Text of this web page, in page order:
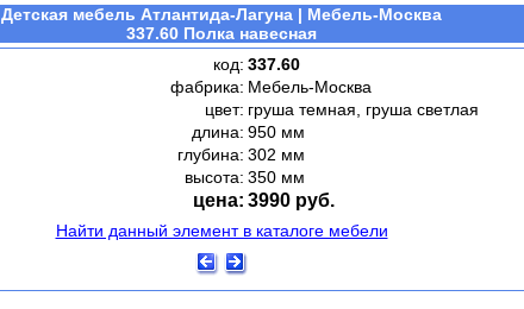
Детская мебель Атлантида-Лагуна | Мебель-Москва
337.60 Полка навесная
код: 337.60
фабрика: Мебель-Москва
цвет: груша темная, груша светлая
длина: 950 мм
глубина: 302 мм
высота: 350 мм
цена: 3990 руб.
Найти данный элемент в каталоге мебели